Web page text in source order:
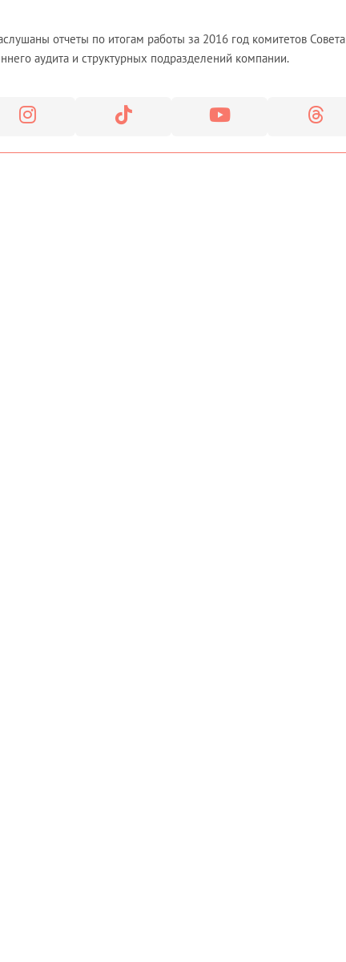
отчеты по итогам работы за 2016 год комитетов Совета
аудита и структурных подразделений компании.